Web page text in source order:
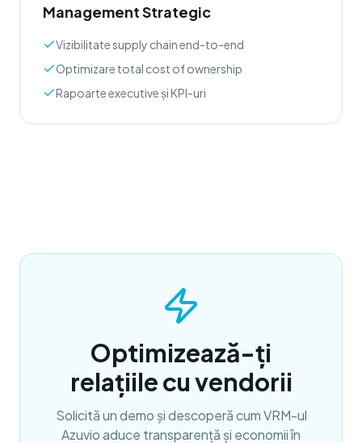
Management Strategic
Vizibilitate supply chain end-to-end
Optimizare total cost of ownership
Rapoarte executive și KPI-uri
Optimizează-ți
relațiile cu vendorii
Solicită un demo și descoperă cum VRM-ul
Azuvio aduce transparență și economii în